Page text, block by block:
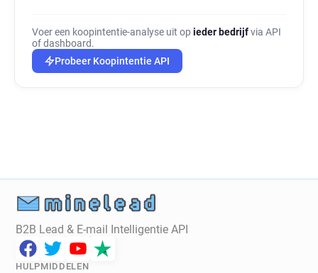
Voer een koopintentie-analyse uit op ieder bedrijfvia API
of dashboard.
Probeer Koopintentie API
B2B Lead & E-mail Intelligentie API
HULPMIDDELEN